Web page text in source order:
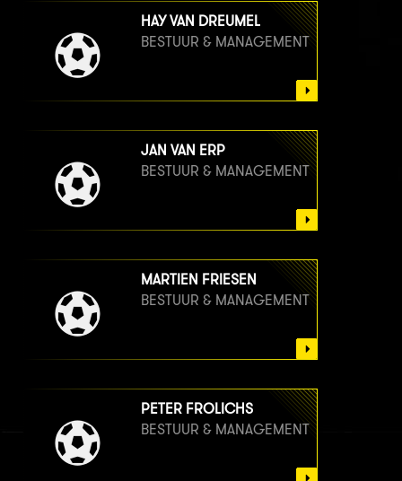
HAY VAN DREUMEL
BESTUUR & MANAGEMENT
JAN VAN ERP
BESTUUR & MANAGEMENT
MARTIEN FRIESEN
BESTUUR & MANAGEMENT
PETER FROLICHS
BESTUUR & MANAGEMENT